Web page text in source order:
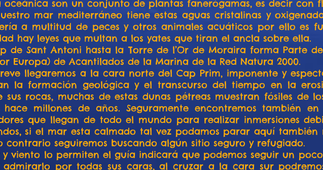
oceánica son un conjunto de plantas fanerógamas, es decir con
mar mediterráneo tiene estas aguas cristalinas y
a multitud de peces y otros animales acuáticos por ello es
hay leyes que multan a los yates que tiran el ancla sobre ella.
de Sant Antoni hasta la Torre de l’Or de Moraira forma Parte
Europa) de Acantilados de la Marina de la Red Natura 2000.
llegaremos a la cara norte del Cap Prim, imponente y
la formación geológica y el transcurso del tiempo en la
rocas, muchas de estas dunas pétreas muestran fósiles de
millones de años. Seguramente encontremos también
que llegan de todo el mundo para realizar inmersiones
si el mar esta calmado tal vez podamos parar aquí también
contrario seguiremos buscando algún sitio seguro y refugiado.
y viento lo permiten el guía indicará que podemos seguir un
por todas sus caras, al cruzar a la cara sur